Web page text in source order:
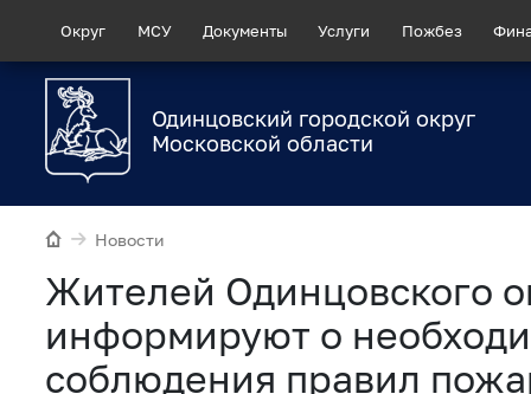
Округ МСУ Документы Услуги Пожбез
Одинцовский городской округ
Московской области
Новости
Жителей Одинцовского
информируют о
соблюдения правил